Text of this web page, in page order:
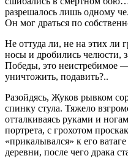
разрешалось лишь одному
Он мог драться по
Не оттуда ли, не на этих ли
носы и дробились челюсти,
Победы, это неистребимое
уничтожить, подавить?..
Разойдясь, Жуков рывком
спинку стула. Тяжело
отталкиваясь руками и
портрета, с грохотом
«прикалывался» к его
деревни, после чего драка